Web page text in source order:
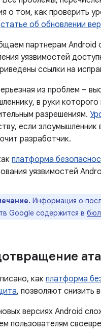
о том, как проверить
статье об обновлении
партнерам Android
уязвимостей
ссылки на
из проблем –
в руки
разрешениям.
если
разработчик.
платформа
уязвимостей
Информация о
Google содержится в
как платформа
, позволяют снизить
версиях Android
пользователям